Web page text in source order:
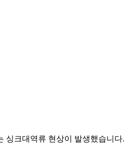
싱크대역류 현상이 발생했습니다.